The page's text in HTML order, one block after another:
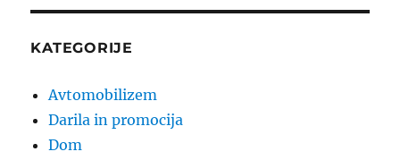
KATEGORIJE
Avtomobilizem
Darila in promocija
Dom